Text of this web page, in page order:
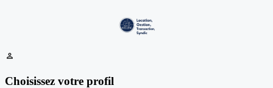
person
Choisissez votre profil